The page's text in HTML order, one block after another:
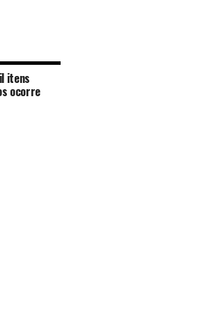
itens
ocorre